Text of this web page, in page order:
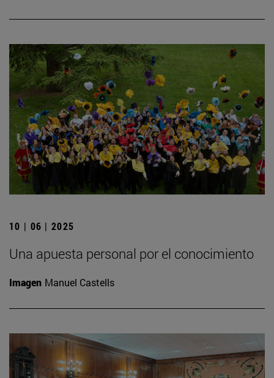
10 | 06 | 2025
Una apuesta personal por el conocimiento
Imagen Manuel Castells